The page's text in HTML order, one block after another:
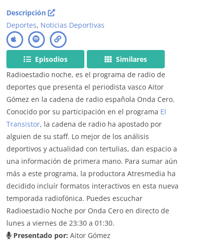
Descripción
Deportes, Noticias Deportivas
Episodios
Similares
Radioestadio noche, es el programa de radio de
deportes que presenta el periodista vasco Aitor
Gómez en la cadena de radio española Onda Cero.
Conocido por su participación en el programa El
Transistor, la cadena de radio ha apostado por
alguien de su staff. Lo mejor de los análisis
deportivos y actualidad con tertulias, dan espacio a
una información de primera mano. Para sumar aún
más a este programa, la productora Atresmedia ha
decidido incluír formatos interactivos en esta nueva
temporada radiofónica. Puedes escuchar
Radioestadio Noche por Onda Cero en directo de
lunes a viernes de 23:30 a 01:30.
Presentado por: Aitor Gómez